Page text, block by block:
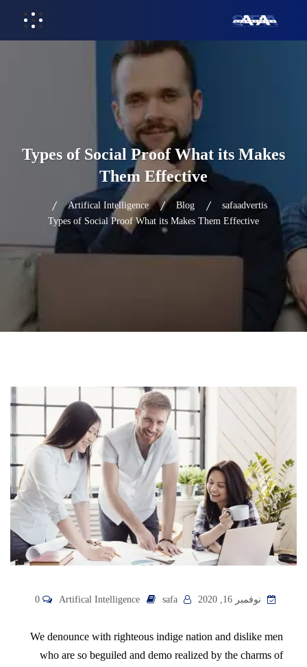
Types of Social Proof What its Makes
Them Effective
safaadvertis
Blog
Artifical Intelligence
Types of Social Proof What its Makes Them Effective
نوفمبر 16, 2020 Artifical Intelligence
We denounce with righteous indige nation and dislike men
who are so beguiled and demo realized by the charms of